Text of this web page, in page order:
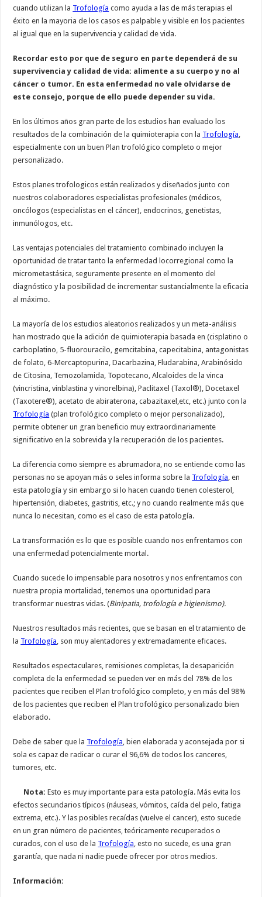
cuando utilizan la Trofología como ayuda a las de más terapias el
éxito en la mayoria de los casos es palpable y visible en los pacientes
al igual que en la supervivencia y calidad de vida.
Recordar esto por que de seguro en parte dependerá de su
supervivencia y calidad de vida: alimente a su cuerpo y no al
cáncer o tumor. En esta enfermedad no vale olvidarse de
este consejo, porque de ello puede depender su vida.
En los últimos años gran parte de los estudios han evaluado los
resultados de la combinación de la quimioterapia con la Trofología
especialmente con un buen Plan trofológico completo o mejor
personalizado.
Estos planes trofologicos están realizados y diseñados junto con
nuestros colaboradores especialistas profesionales (médicos,
oncólogos (especialistas en el cáncer), endocrinos, genetistas,
inmunólogos, etc.
Las ventajas potenciales del tratamiento combinado incluyen la
oportunidad de tratar tanto la enfermedad locorregional como la
micrometastásica, seguramente presente en el momento del
diagnóstico y la posibilidad de incrementar sustancialmente la eficacia
al máximo.
La mayoría de los estudios aleatorios realizados y un meta-análisis
han mostrado que la adición de quimioterapia basada en (cisplatino o
carboplatino, 5-fluorouracilo, gemcitabina, capecitabina, antagonistas
de folato, 6-Mercaptopurina, Dacarbazina, Fludarabina, Arabinósido
de Citosina, Temozolamida, Topotecano, Alcaloides de la vinca
(vincristina, vinblastina y vinorelbina), Paclitaxel (Taxol®), Docetaxel
(Taxotere®), acetato de abiraterona, cabazitaxel,etc, etc.) junto con la
Trofología (plan trofológico completo o mejor personalizado),
permite obtener un gran beneficio muy extraordinariamente
significativo en la sobrevida y la recuperación de los pacientes.
La diferencia como siempre es abrumadora, no se entiende como las
personas no se apoyan más o seles informa sobre la Trofología , en
esta patología y sin embargo si lo hacen cuando tienen colesterol,
hipertensión, diabetes, gastritis, etc.; y no cuando realmente más que
nunca lo necesitan, como es el caso de esta patología.
La transformación es lo que es posible cuando nos enfrentamos con
una enfermedad potencialmente mortal.
Cuando sucede lo impensable para nosotros y nos enfrentamos con
nuestra propia mortalidad, tenemos una oportunidad para
transformar nuestras vidas. (Binipatia, trofología e higienismo).
Nuestros resultados más recientes, que se basan en el tratamiento de
la Trofología , son muy alentadores y extremadamente eficaces.
Resultados espectaculares, remisiones completas, la desaparición
completa de la enfermedad se pueden ver en más del 78% de los
pacientes que reciben el Plan trofológico completo, y en más del 98%
de los pacientes que reciben el Plan trofológico personalizado bien
elaborado.
Debe de saber que la Trofología , bien elaborada y aconsejada por si
sola es capaz de radicar o curar el 96,6% de todos los canceres,
tumores, etc.
Nota:Esto es muy importante para esta patología. Más evita los
efectos secundarios típicos (náuseas, vómitos, caída del pelo, fatiga
extrema, etc.). Y las posibles recaídas (vuelve el cancer), esto sucede
en un gran número de pacientes, teóricamente recuperados o
curados, con el uso de la Trofología , esto no sucede, es una gran
garantía, que nada ni nadie puede ofrecer por otros medios.
Información: